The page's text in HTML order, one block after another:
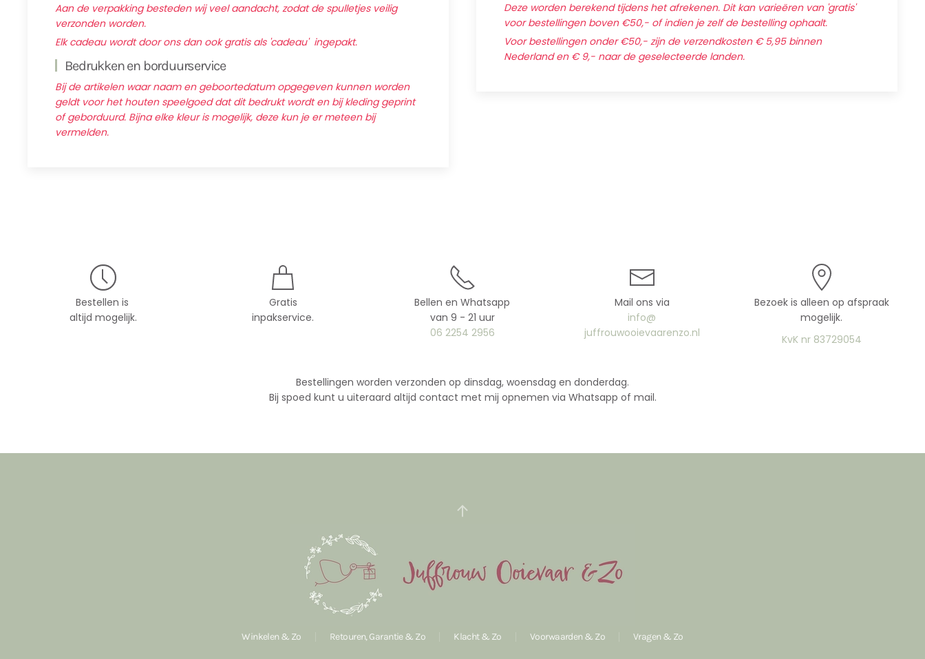
Aan de verpakking besteden wij veel aandacht, zodat de spulletjes veilig
verzonden worden.
Elk cadeau wordt door ons dan ook gratis als 'cadeau' ingepakt.
Bedrukken en borduurservice
Bij de artikelen waar naam en geboortedatum opgegeven kunnen worden
geldt voor het houten speelgoed dat dit bedrukt wordt en bij kleding geprint
of geborduurd. Bijna elke kleur is mogelijk, deze kun je er meteen bij
vermelden.
Deze worden berekend tijdens het afrekenen. Dit kan varieëren van 'gratis'
voor bestellingen boven €50,- of indien je zelf de bestelling ophaalt.
Voor bestellingen onder €50,- zijn de verzendkosten € 5,95 binnen
Nederland en € 9,- naar de geselecteerde landen.
Bestellen is
altijd mogelijk.
Gratis
inpakservice.
Bellen en Whatsapp
van 9 - 21 uur
06 2254 2956
Mail ons via
info@
juffrouwooievaarenzo.nl
Bezoek is alleen op afspraak
mogelijk.
KvK nr 83729054
Bestellingen worden verzonden op dinsdag, woensdag en donderdag.
Bij spoed kunt u uiteraard altijd contact met mij opnemen via Whatsapp of mail.
Winkelen & Zo Retouren, Garantie & Zo Klacht & Zo Voorwaarden & Zo Vragen & Zo